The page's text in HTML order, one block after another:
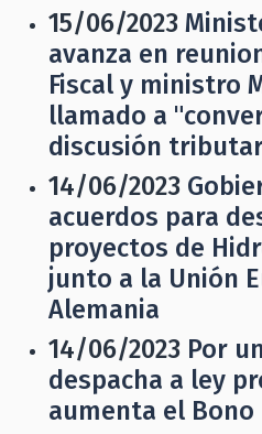
15/06/2023
avanza en
Fiscal y ministro
llamado a
discusión
14/06/2023
acuerdos para
proyectos de
junto a la Unión
Alemania
14/06/2023 Por
despacha a ley
aumenta el